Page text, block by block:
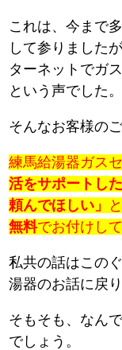
これは、今まで
して参りました
ターネットでガ
という声でした。
そんなお客様の
練馬給湯器ガス
活をサポートし
頼んでほしい」
無料でお付けして
私共の話はこの
湯器のお話に戻り
そもそも、なん
でしょう。